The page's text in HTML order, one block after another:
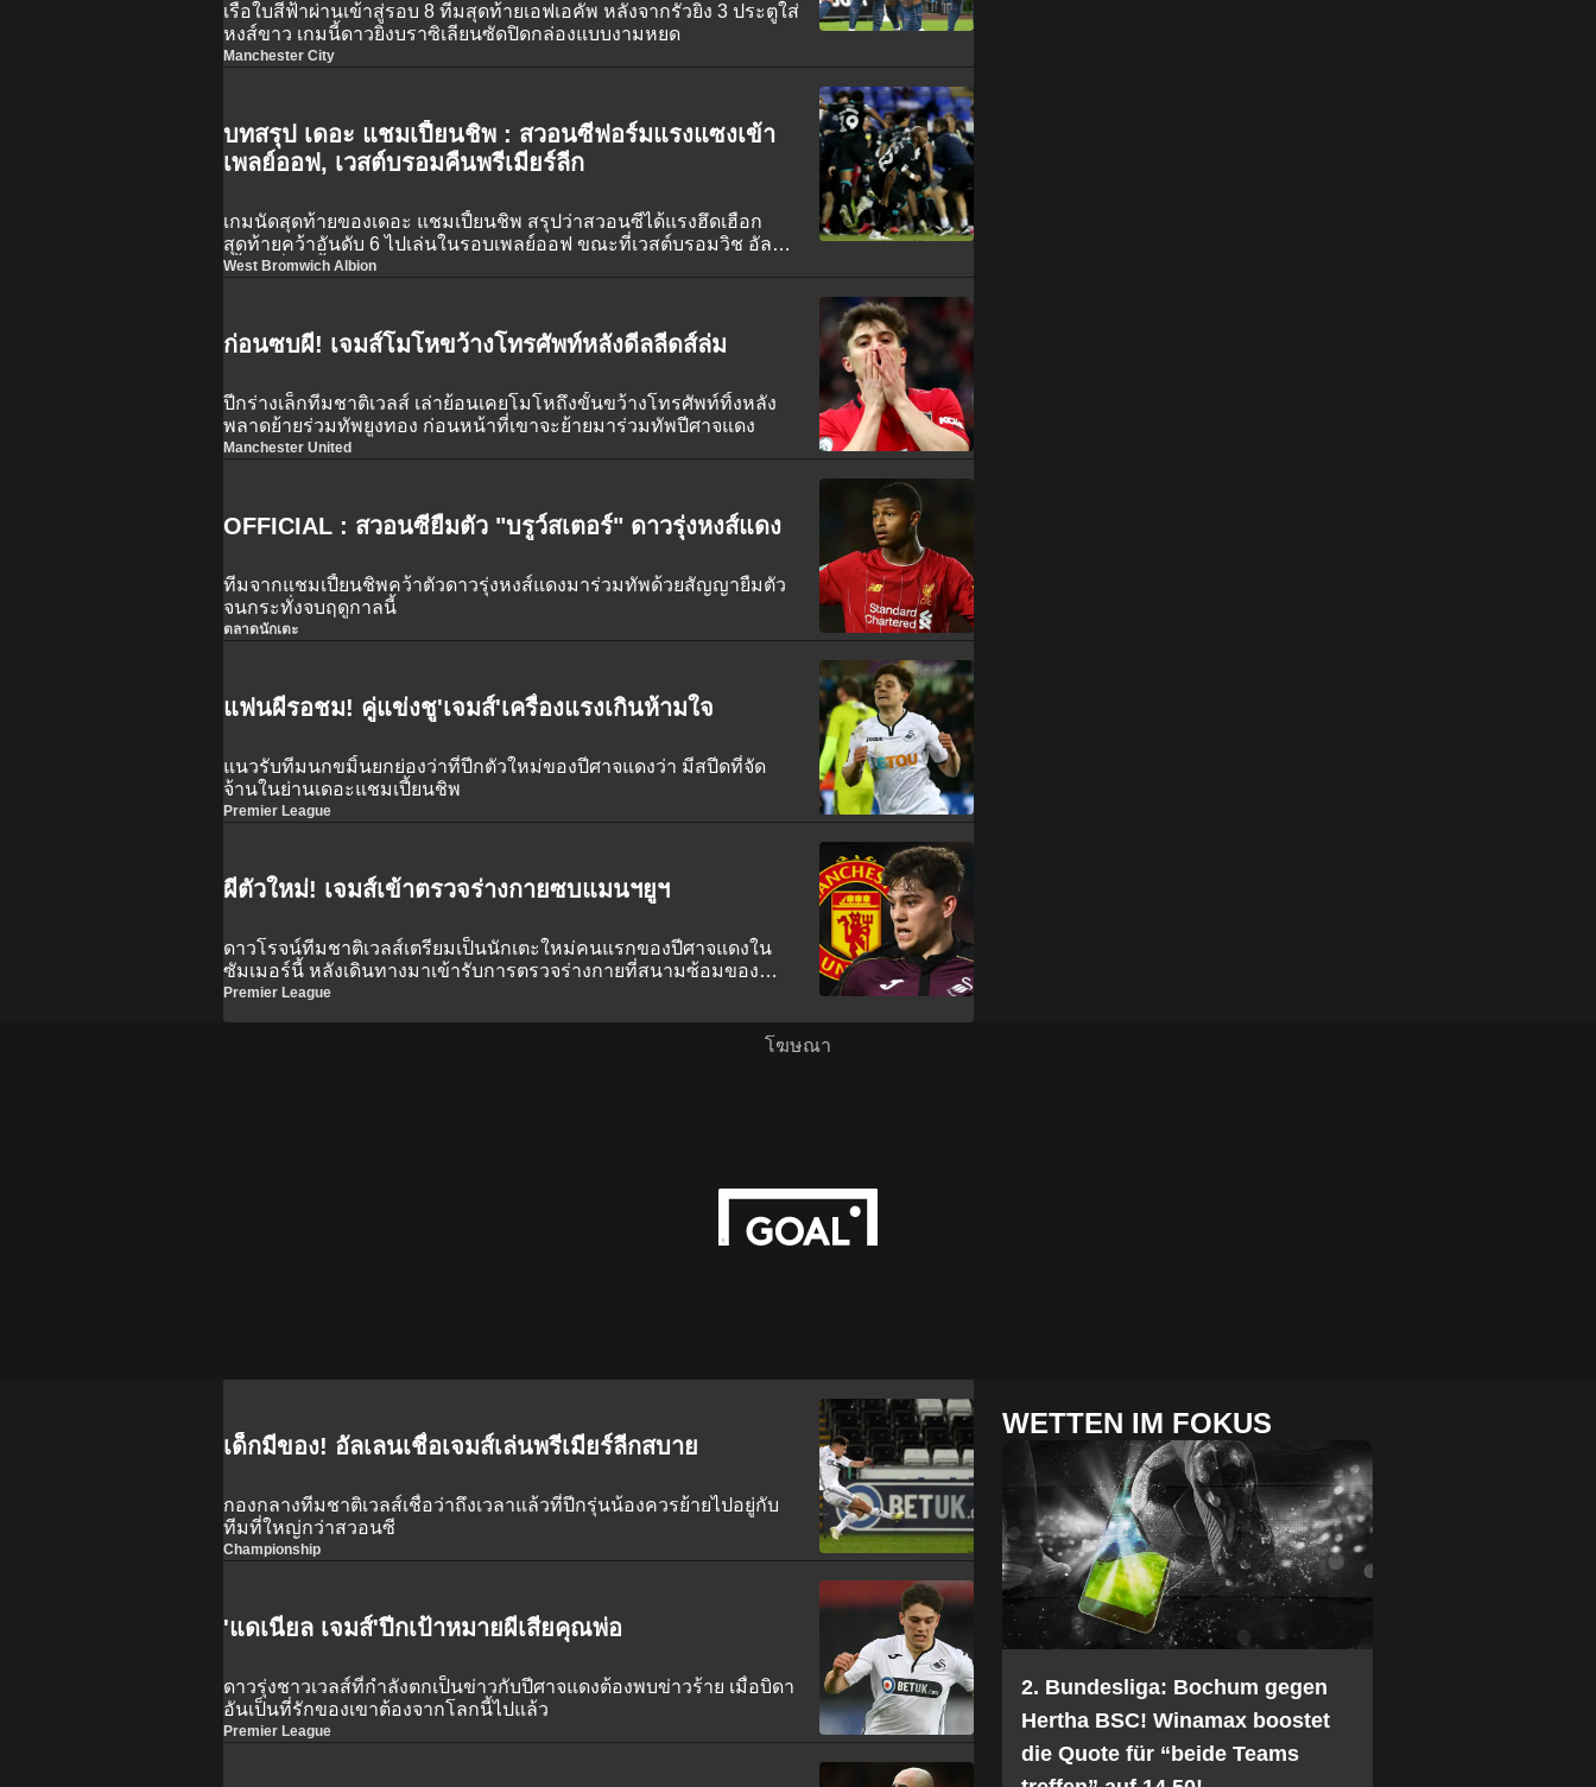
เรือใบสีฟ้าผ่านเข้าสู่รอบ 8 ทีมสุดท้ายเอฟเอคัพ หลังจากรัวยิง 3 ประตูใส่
หงส์ขาว เกมนี้ดาวยิงบราซิเลียนซัดปิดกล่องแบบงามหยด
Manchester City
บทสรุป เดอะ แชมเปี้ยนชิพ : สวอนซีฟอร์มแรงแซงเข้า
เพลย์ออฟ, เวสต์บรอมคืนพรีเมียร์ลีก
เกมนัดสุดท้ายของเดอะ แชมเปี้ยนชิพ สรุปว่าสวอนซีได้แรงฮึดเฮือก
สุดท้ายคว้าอันดับ 6 ไปเล่นในรอบเพลย์ออฟ ขณะที่เวสต์บรอมวิช อัล
เบี้ยน เลื่อนชั้นไร้ปัญหา
West Bromwich Albion
ก่อนซบผี! เจมส์โมโหขว้างโทรศัพท์หลังดีลลีดส์ล่ม
ปีกร่างเล็กทีมชาติเวลส์ เล่าย้อนเคยโมโหถึงขั้นขว้างโทรศัพท์ทิ้งหลัง
พลาดย้ายร่วมทัพยูงทอง ก่อนหน้าที่เขาจะย้ายมาร่วมทัพปีศาจแดง
Manchester United
OFFICIAL : สวอนซียืมตัว "บรูว์สเตอร์" ดาวรุ่งหงส์แดง
ทีมจากแชมเปี้ยนชิพคว้าตัวดาวรุ่งหงส์แดงมาร่วมทัพด้วยสัญญายืมตัว
จนกระทั่งจบฤดูกาลนี้
ตลาดนักเตะ
แฟนผีรอชม! คู่แข่งชู'เจมส์'เครื่องแรงเกินห้ามใจ
แนวรับทีมนกขมิ้นยกย่องว่าที่ปีกตัวใหม่ของปีศาจแดงว่า มีสปีดที่จัด
จ้านในย่านเดอะแชมเปี้ยนชิพ
Premier League
ผีตัวใหม่! เจมส์เข้าตรวจร่างกายซบแมนฯยูฯ
ดาวโรจน์ทีมชาติเวลส์เตรียมเป็นนักเตะใหม่คนแรกของปีศาจแดงใน
ซัมเมอร์นี้ หลังเดินทางมาเข้ารับการตรวจร่างกายที่สนามซ้อมของ
สโมสรแล้ว
Premier League
เด็กมีของ! อัลเลนเชื่อเจมส์เล่นพรีเมียร์ลีกสบาย
กองกลางทีมชาติเวลส์เชื่อว่าถึงเวลาแล้วที่ปีกรุ่นน้องควรย้ายไปอยู่กับ
ทีมที่ใหญ่กว่าสวอนซี
Championship
'แดเนียล เจมส์'ปีกเป้าหมายผีเสียคุณพ่อ
ดาวรุ่งชาวเวลส์ที่กำลังตกเป็นข่าวกับปีศาจแดงต้องพบข่าวร้าย เมื่อบิดา
อันเป็นที่รักของเขาต้องจากโลกนี้ไปแล้ว
Premier League
WETTEN IM FOKUS
2. Bundesliga: Bochum gegen
Hertha BSC! Winamax boostet
die Quote für “beide Teams